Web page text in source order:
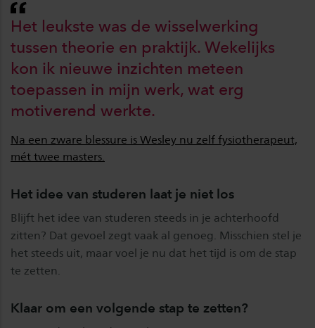
Het leukste was de wisselwerking
tussen theorie en praktijk. Wekelijks
kon ik nieuwe inzichten meteen
toepassen in mijn werk, wat erg
motiverend werkte.
Na een zware blessure is Wesley nu zelf fysiotherapeut,
mét twee masters.
Het idee van studeren laat je niet los
Blijft het idee van studeren steeds in je achterhoofd
zitten? Dat gevoel zegt vaak al genoeg. Misschien stel je
het steeds uit, maar voel je nu dat het tijd is om de stap
te zetten.
Klaar om een volgende stap te zetten?